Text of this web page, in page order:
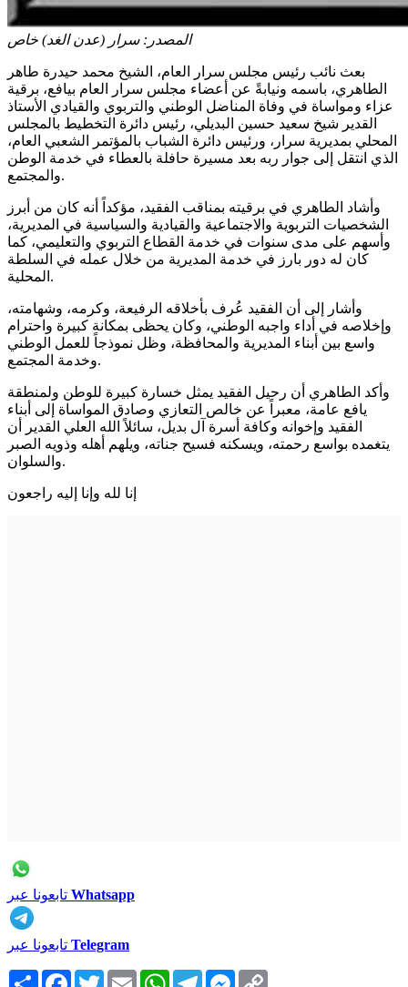
المصدر:سرار (عدن الغد) خاص
بعث نائب رئيس مجلس سرار العام، الشيخ محمد حيدرة طاهر
الطاهري، باسمه ونيابةً عن أعضاء مجلس سرار العام بيافع، برقية
عزاء ومواساة في وفاة المناضل الوطني والتربوي والقيادي الأستاذ
القدير شيخ سعيد حسين البديلي، رئيس دائرة التخطيط بالمجلس
المحلي بمديرية سرار، ورئيس دائرة الشباب بالمؤتمر الشعبي العام،
الذي انتقل إلى جوار ربه بعد مسيرة حافلة بالعطاء في خدمة الوطن
والمجتمع.
وأشاد الطاهري في برقيته بمناقب الفقيد، مؤكداً أنه كان من أبرز
الشخصيات التربوية والاجتماعية والقيادية والسياسية في المديرية،
وأسهم على مدى سنوات في خدمة القطاع التربوي والتعليمي، كما
كان له دور بارز في خدمة المديرية من خلال عمله في السلطة
المحلية.
وأشار إلى أن الفقيد عُرف بأخلاقه الرفيعة، وكرمه، وشهامته،
وإخلاصه في أداء واجبه الوطني، وكان يحظى بمكانة كبيرة واحترام
واسع بين أبناء المديرية والمحافظة، وظل نموذجاً للعمل الوطني
وخدمة المجتمع.
وأكد الطاهري أن رحيل الفقيد يمثل خسارة كبيرة للوطن ولمنطقة
يافع عامة، معبراً عن خالص التعازي وصادق المواساة إلى أبناء
الفقيد وإخوانه وكافة أسرة آل بديل، سائلاً الله العلي القدير أن
يتغمده بواسع رحمته، ويسكنه فسيح جناته، ويلهم أهله وذويه الصبر
والسلوان.
إنا لله وإنا إليه راجعون
Whatsapp
Telegram
انشر Facebook
TwitterEmail WhatsAppTelegramMessenger